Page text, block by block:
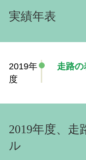
実績年表
2019年
度
走路
2019年度、走
ル